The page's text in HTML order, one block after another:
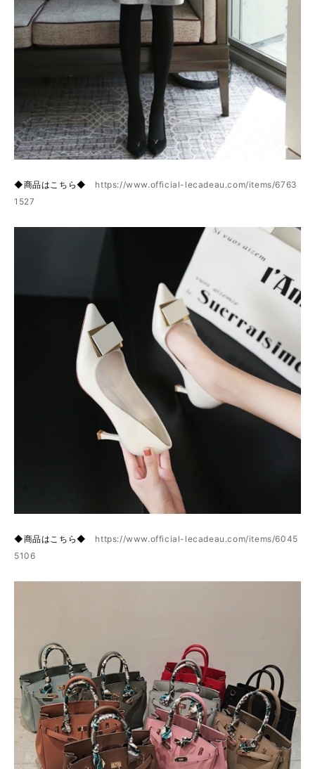
◆商品はこちら◆ https://www.official-lecadeau.com/items/6763
1527
◆商品はこちら◆ https://www.official-lecadeau.com/items/6045
5106